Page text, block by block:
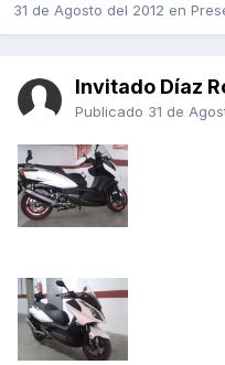
31 de Agosto del 2012 en
Invitado Díaz
Publicado 31 de